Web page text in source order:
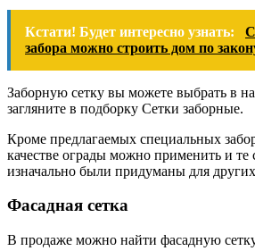
Кстати! Будет интересно узнать:
забора можно строить дом по
Заборную сетку вы можете выбрать в
загляните в подборку Сетки заборные.
Кроме предлагаемых специальных
качестве ограды можно применить и те
изначально были придуманы для
Фасадная сетка
В продаже можно найти фасадную